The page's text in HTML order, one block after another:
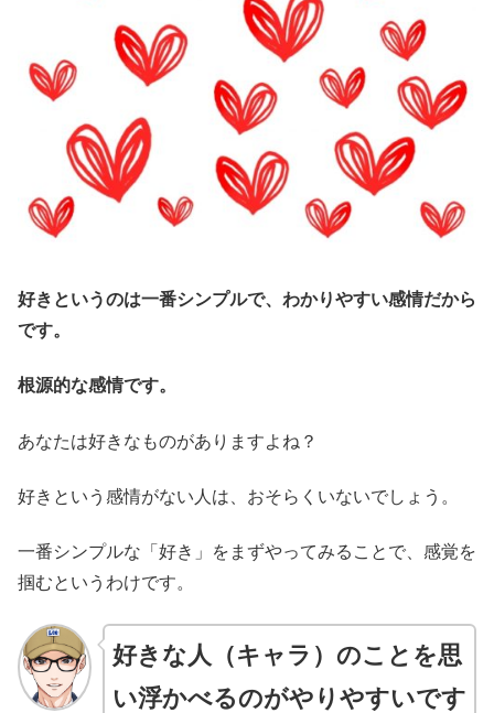
好きというのは一番シンプルで、わかりやすい感情だから
です。
根源的な感情です。
あなたは好きなものがありますよね？
好きという感情がない人は、おそらくいないでしょう。
一番シンプルな「好き」をまずやってみることで、感覚を
掴むというわけです。
好きな人（キャラ ） のことを思
い浮かべるのがやりやすいです